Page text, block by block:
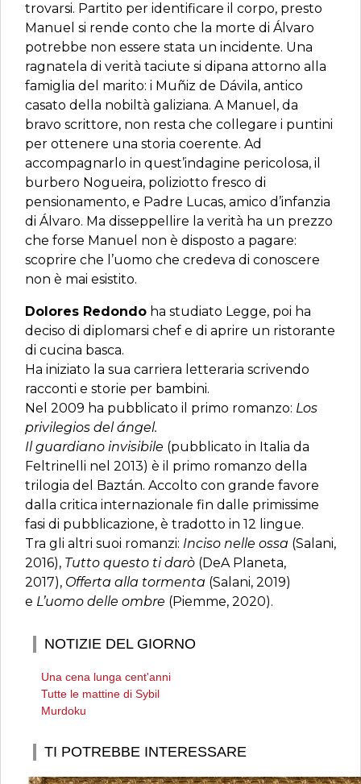
trovarsi. Partito per identificare il corpo, presto
Manuel si rende conto che la morte di Álvaro
potrebbe non essere stata un incidente. Una
ragnatela di verità taciute si dipana attorno alla
famiglia del marito: i Muñiz de Dávila, antico
casato della nobiltà galiziana. A Manuel, da
bravo scrittore, non resta che collegare i puntini
per ottenere una storia coerente. Ad
accompagnarlo in quest’indagine pericolosa, il
burbero Nogueira, poliziotto fresco di
pensionamento, e Padre Lucas, amico d’infanzia
di Álvaro. Ma disseppellire la verità ha un prezzo
che forse Manuel non è disposto a pagare:
scoprire che l’uomo che credeva di conoscere
non è mai esistito.
Dolores Redondo ha studiato Legge, poi ha
deciso di diplomarsi chef e di aprire un ristorante
di cucina basca.
Ha iniziato la sua carriera letteraria scrivendo
racconti e storie per bambini.
Nel 2009 ha pubblicato il primo romanzo: Los
privilegios del ángel.
Il guardiano invisibile (pubblicato in Italia da
Feltrinelli nel 2013) è il primo romanzo della
trilogia del Baztán. Accolto con grande favore
dalla critica internazionale fin dalle primissime
fasi di pubblicazione, è tradotto in 12 lingue.
Tra gli altri suoi romanzi: Inciso nelle ossa (Salani,
2016), Tutto questo ti darò (DeA Planeta,
2017), Offerta alla tormenta (Salani, 2019)
e L’uomo delle ombre (Piemme, 2020).
NOTIZIE DEL GIORNO
Una cena lunga cent'anni
Tutte le mattine di Sybil
Murdoku
TI POTREBBE INTERESSARE